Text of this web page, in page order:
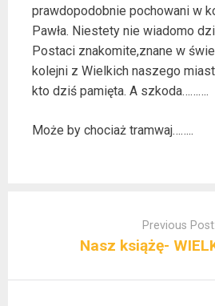
prawdopodobnie pochowani w
Pawła. Niestety nie wiadomo
Postaci znakomite,znane w
kolejni z Wielkich naszego
kto dziś pamięta. A szkoda……….
Może by chociaż tramwaj……..
Previous Post:
Nasz książę-